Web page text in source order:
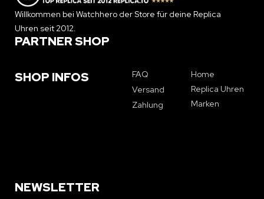
Willkommen bei Watchhero der Store für deine Replica
Uhren seit 2012.
PARTNER SHOP
SHOP INFOS
FAQ
Versand
Zahlung
Home
Replica Uhren
Marken
NEWSLETTER